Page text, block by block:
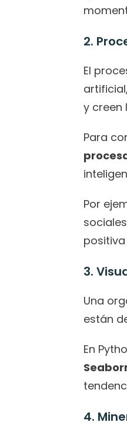
2.
El
y creen
Para
Por
3.
Una
están
En
4.